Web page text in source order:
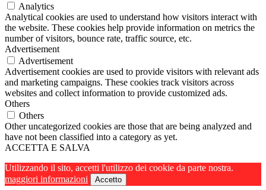
Analytics
Analytical cookies are used to understand how visitors interact with
the website. These cookies help provide information on metrics the
number of visitors, bounce rate, traffic source, etc.
Advertisement
Advertisement
Advertisement cookies are used to provide visitors with relevant ads
and marketing campaigns. These cookies track visitors across
websites and collect information to provide customized ads.
Others
Others
Other uncategorized cookies are those that are being analyzed and
have not been classified into a category as yet.
ACCETTA E SALVA
Utilizzando il sito, accetti l'utilizzo dei cookie da parte nostra.
maggiori informazioni
Accetto